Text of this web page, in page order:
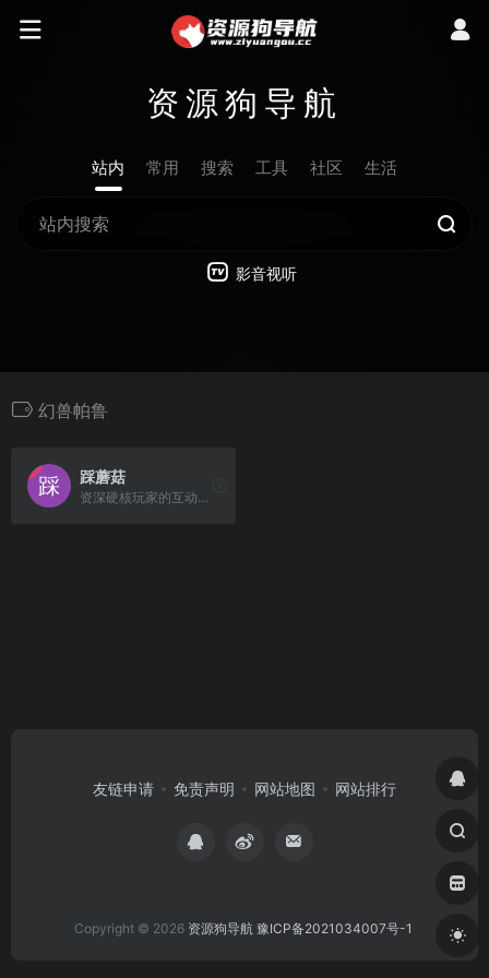
资源狗导航
站内 常用 搜索 工具 社区 生活
影音视听
幻兽帕鲁
踩蘑菇
资深硬核玩家的互动交流社区。
友链申请 免责声明 网站地图 网站排行
Copyright © 2026 资源狗导航 豫ICP备2021034007号-1